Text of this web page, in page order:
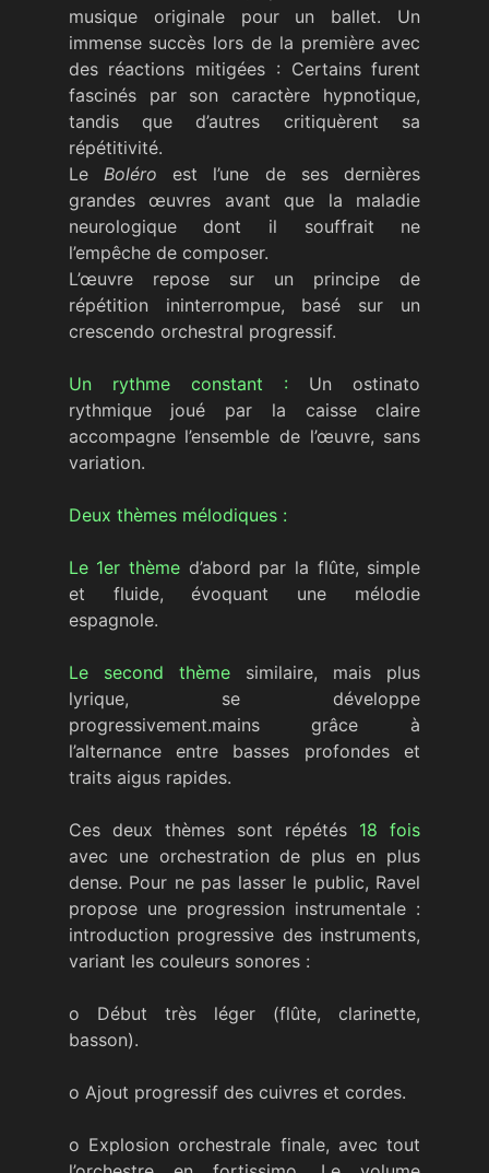
musique originale pour un ballet. Un
immense succès lors de la première avec
des réactions mitigées : Certains furent
fascinés par son caractère hypnotique,
tandis que d’autres critiquèrent sa
répétitivité.
Le Boléro est l’une de ses dernières
grandes œuvres avant que la maladie
neurologique dont il souffrait ne
l’empêche de composer.
L’œuvre repose sur un principe de
répétition ininterrompue, basé sur un
crescendo orchestral progressif.
Un rythme constant : Un ostinato
rythmique joué par la caisse claire
accompagne l’ensemble de l’œuvre, sans
variation.
Deux thèmes mélodiques :
Le 1er thème d’abord par la flûte, simple
et fluide, évoquant une mélodie
espagnole.
Le second thèmesimilaire, mais plus
lyrique, se développe
progressivement.mains grâce à
l’alternance entre basses profondes et
traits aigus rapides.
Ces deux thèmes sont répétés 18 fois
avec une orchestration de plus en plus
dense. Pour ne pas lasser le public, Ravel
propose une progression instrumentale :
introduction progressive des instruments,
variant les couleurs sonores :
o Début très léger (flûte, clarinette,
basson).
o Ajout progressif des cuivres et cordes.
o Explosion orchestrale finale, avec tout